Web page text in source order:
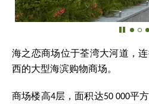
海之恋商场位于荃湾大河道，
西的大型海滨购物商场。
商场楼高4层，面积达50 000平